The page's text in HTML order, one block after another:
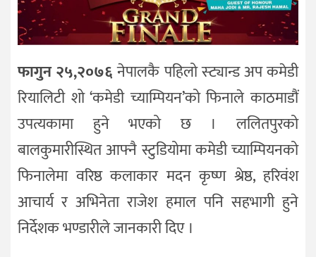
फागुन २५,२०७६नेपालकै पहिलो स्ट्यान्ड अप कमेडी
रियालिटी शो ‘कमेडी च्याम्पियन’को फिनाले काठमाडौं
उपत्यकामा हुने भएको छ । ललितपुरको
बालकुमारीस्थित आफ्नै स्टुडियोमा कमेडी च्याम्पियनको
फिनालेमा वरिष्ठ कलाकार मदन कृष्ण श्रेष्ठ, हरिवंश
आचार्य र अभिनेता राजेश हमाल पनि सहभागी हुने
निर्देशक भण्डारीले जानकारी दिए ।